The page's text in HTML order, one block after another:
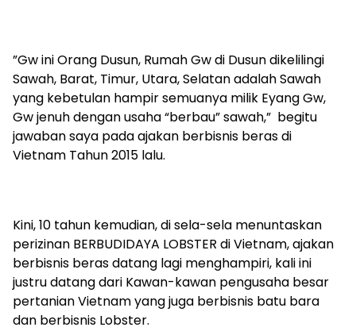
‎”Gw ini Orang Dusun, Rumah Gw di Dusun dikelilingi
Sawah, Barat, Timur, Utara, Selatan adalah Sawah
yang kebetulan hampir semuanya milik Eyang Gw,
Gw jenuh dengan usaha “berbau” sawah,” begitu
jawaban saya pada ajakan berbisnis beras di
Vietnam Tahun 2015 lalu.
‎Kini, 10 tahun kemudian, di sela-sela menuntaskan
perizinan BERBUDIDAYA LOBSTER di Vietnam, ajakan
berbisnis beras datang lagi menghampiri, kali ini
justru datang dari Kawan-kawan pengusaha besar
pertanian Vietnam yang juga berbisnis batu bara
dan berbisnis Lobster.